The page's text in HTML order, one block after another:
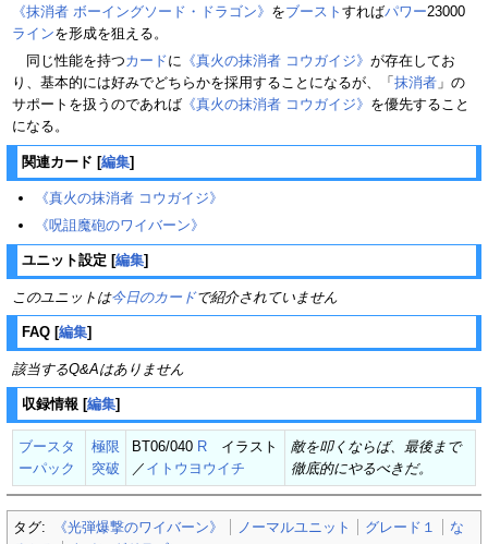
《抹消者 ボーイングソード・ドラゴン》 をブースト すればパワー23000
ラインを形成を狙える。
同じ性能を持つカードに 《真火の抹消者 コウガイジ》 が存在してお
り、基本的には好みでどちらかを採用することになるが、「 抹消者 」の
サポートを扱うのであれば 《真火の抹消者 コウガイジ》 を優先すること
になる。
関連カード [編集]
《真火の抹消者 コウガイジ》
《呪詛魔砲のワイバーン》
ユニット設定 [編集]
このユニットは今日のカードで紹介されていません
FAQ [編集]
該当するQ&Aはありません
収録情報 [編集]
ブースタ
ーパック
極限
突破
BT06/040 R イラスト
／ イトウヨウイチ
敵を叩くならば、最後まで
徹底的にやるべきだ。
タグ: 《光弾爆撃のワイバーン》 ノーマルユニット グレード１
な